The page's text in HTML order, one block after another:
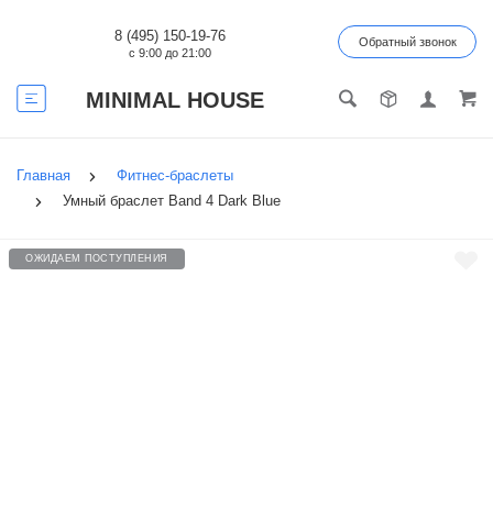
MINIMAL HOUSE
8 (495) 150-19-76
с 9:00 до 21:00
Обратный звонок
Главная
Фитнес-браслеты
Умный браслет Band 4 Dark Blue
ОЖИДАЕМ ПОСТУПЛЕНИЯ